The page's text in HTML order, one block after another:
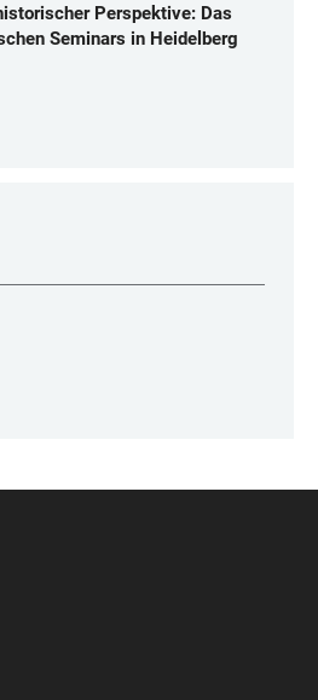
Perspektive: Das
Seminars in Heidelberg